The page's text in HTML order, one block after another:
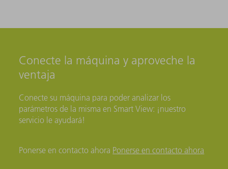
Conecte la máquina y aproveche la
ventaja
Conecte su máquina para poder analizar los
parámetros de la misma en Smart View: ¡nuestro
servicio le ayudará!
Ponerse en contacto ahora Ponerse en contacto ahora